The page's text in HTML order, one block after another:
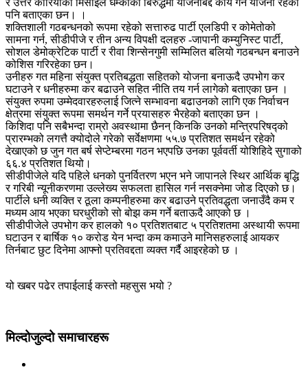
र उत्तर कोरियाको मिसाइल धम्कीको बिरुद्धमा योजनाबद्द कार्य गर्ने योजना रहेको
पनि बताएका छन। ।
शक्तिशाली गठबन्धनको रूपमा रहेको सत्तारुढ पार्टी एलडिपी र कोमेतोको
सामना गर्न, सीडीपीजे र तीन अन्य विपक्षी दलहरु -जापानी कम्युनिस्ट पार्टी,
सोशल डेमोक्रेटिक पार्टी र रीवा शिन्सेनगुमी सम्मिलित बलियो गठबन्धन बनाउने
कोशिस गरिरहेका छन।
उनीहरु गत महिना संयुक्त प्रतिबद्धता सहितको योजना बनाऊदै उपभोग कर
घटाउने र धनीहरुमा कर बढाउने सहित नीति तय गर्न लागेको बताएका छन ।
संयुक्त रुपमा उम्मेदवारहरुलाई जित्ने सम्भावना बढाउनको लागि एक निर्वाचन
क्षेत्रमा संयुक्त रूपमा समर्थन गर्ने प्रयासहरु भैरहेको बताएका छन ।
किशिदा पनि सबैभन्दा राम्रो अवस्थामा छैनन् किनकि उनको मन्त्रिपरिषद्को
प्रारम्भको लगत्तै क्योदोले गरेको सर्वेक्षणमा ५५.७ प्रतिशत समर्थन रहेको
देखाएको छ जुन गत बर्ष सेप्टेम्बरमा गठन भएपछि उनका पूर्ववर्ती योशिहिदे सुगाको
६६.४ प्रतिशत थियो।
सीडीपीजेले यदि पहिले धनको पुनर्वितरण भएन भने जापानले स्थिर आर्थिक बृद्धि
र गरिबी न्यूनीकरणमा उल्लेख्य सफलता हासिल गर्न नसक्नेमा जोड दिएको छ।
पार्टीले धनी व्यक्ति र ठूला कम्पनीहरुमा कर बढाउने प्रतिवद्धता जनाउँदै कम र
मध्यम आय भएका घरधुरीको सो बोझ कम गर्ने बताऊदै आएको छ ।
सीडीपीजेले उपभोग कर हालको १० प्रतिशतबाट ५ प्रतिशतमा अस्थायी रूपमा
घटाउन र बार्षिक १० करोड येन भन्दा कम कमाउने मानिसहरुलाई आयकर
तिर्नबाट छुट दिनेमा आफ्नो प्रतिवद्दता व्यक्त गर्दै आइरहेको छ ।
यो खबर पढेर तपाईलाई कस्तो महसुस भयो ?
मिल्दोजुल्दो समाचारहरू